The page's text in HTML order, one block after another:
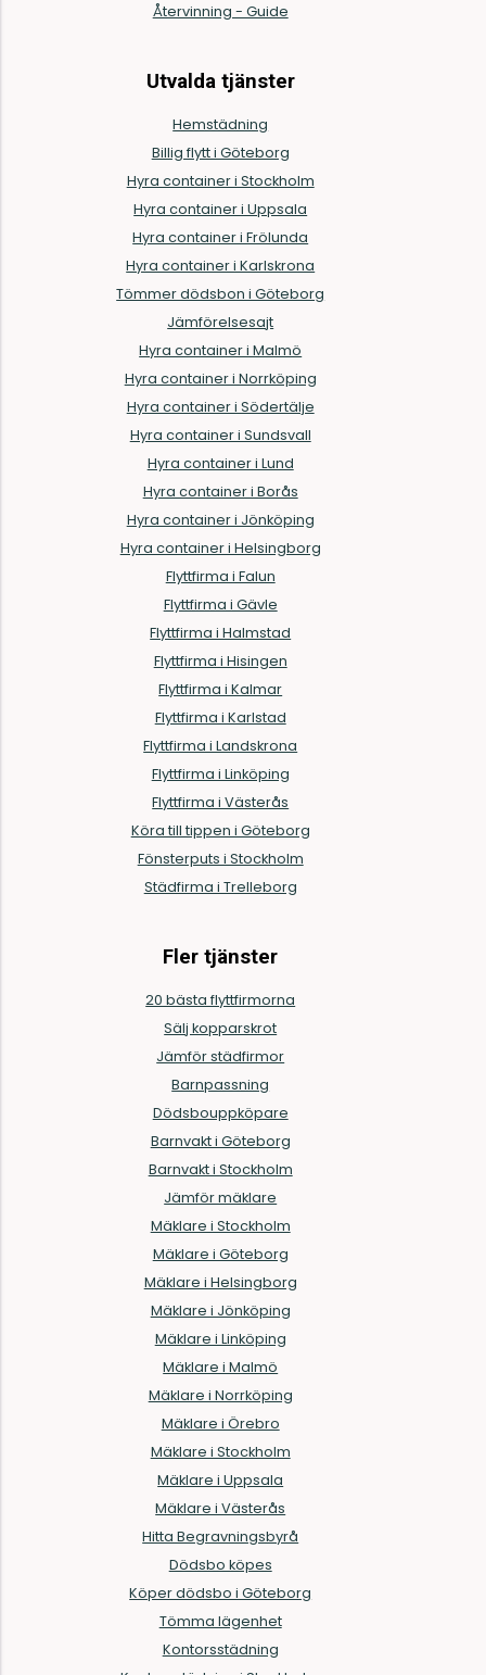
Återvinning - Guide
Utvalda tjänster
Hemstädning
Billig flytt i Göteborg
Hyra container i Stockholm
Hyra container i Uppsala
Hyra container i Frölunda
Hyra container i Karlskrona
Tömmer dödsbon i Göteborg
Jämförelsesajt
Hyra container i Malmö
Hyra container i Norrköping
Hyra container i Södertälje
Hyra container i Sundsvall
Hyra container i Lund
Hyra container i Borås
Hyra container i Jönköping
Hyra container i Helsingborg
Flyttfirma i Falun
Flyttfirma i Gävle
Flyttfirma i Halmstad
Flyttfirma i Hisingen
Flyttfirma i Kalmar
Flyttfirma i Karlstad
Flyttfirma i Landskrona
Flyttfirma i Linköping
Flyttfirma i Västerås
Köra till tippen i Göteborg
Fönsterputs i Stockholm
Städfirma i Trelleborg
Fler tjänster
20 bästa flyttfirmorna
Sälj kopparskrot
Jämför städfirmor
Barnpassning
Dödsbouppköpare
Barnvakt i Göteborg
Barnvakt i Stockholm
Jämför mäklare
Mäklare i Stockholm
Mäklare i Göteborg
Mäklare i Helsingborg
Mäklare i Jönköping
Mäklare i Linköping
Mäklare i Malmö
Mäklare i Norrköping
Mäklare i Örebro
Mäklare i Stockholm
Mäklare i Uppsala
Mäklare i Västerås
Hitta Begravningsbyrå
Dödsbo köpes
Köper dödsbo i Göteborg
Tömma lägenhet
Kontorsstädning